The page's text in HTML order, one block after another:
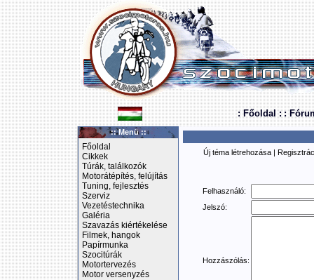
: Főoldal : :
:: Menü ::
Főoldal
Cikkek
Túrák, találkozók
Motorátépítés, felújítás
Tuning, fejlesztés
Szerviz
Vezetéstechnika
Galéria
Szavazás kiértékelése
Filmek, hangok
Papírmunka
Szocitúrák
Motortervezés
Motor versenyzés
Új téma létrehozása |
Felhasználó:
Jelszó:
Hozzászólás: